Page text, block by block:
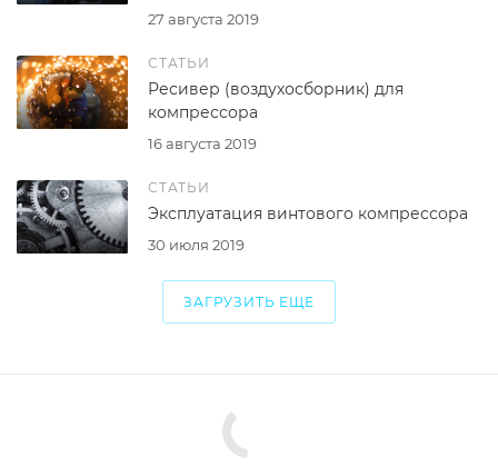
27 августа 2019
СТАТЬИ
16 августа 2019
Ресивер (воздухосборник) для
компрессора
СТАТЬИ
30 июля 2019
Эксплуатация винтового компрессора
ЗАГРУЗИТЬ ЕЩЕ